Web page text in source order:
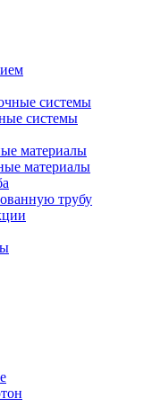
системы
системы
материалы
материалы
трубу